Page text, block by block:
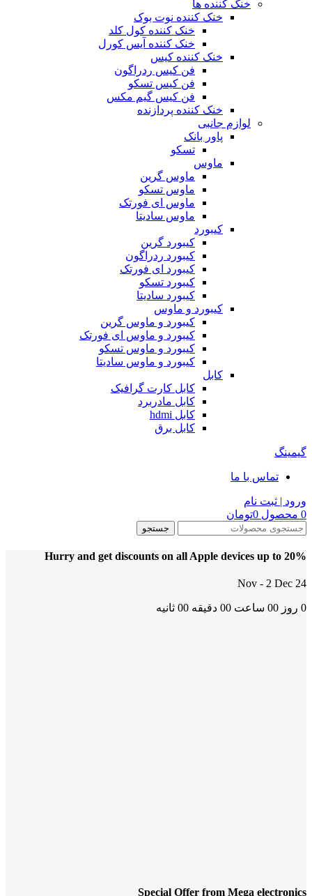
خنک کننده ها
خنک کننده نوت بوک
خنک کننده کول کلد
خنک کننده آیس کورل
خنک کننده کیس
فن کیس ردراگون
فن کیس تسکو
فن کیس گیم مکس
خنک کننده پردازنده
لوازم جانبی
پاور بانک
تسکو
ماوس
ماوس گرین
ماوس تسکو
ماوس ای فورتک
ماوس سادیتا
کیبورد
کیبورد گرین
کیبورد ردراگون
کیبورد ای فورتک
کیبورد تسکو
کیبورد سادیتا
کیبورد و ماوس
کیبورد و ماوس گرین
کیبورد و ماوس ای فورتک
کیبورد و ماوس تسکو
کیبورد و ماوس سادیتا
کابل
کابل کارت گرافیک
کابل مادربرد
کابل hdmi
کابل برق
گیمینگ
تماس با ما
ورود | ثبت نام
0 محصول 0تومان
جستجو
Hurry and get discounts on all Apple devices up to 20%
24 Nov - 2 Dec
0 روز 00 ساعت 00 دقیقه 00 ثانیه
Special Offer from Mega electronics